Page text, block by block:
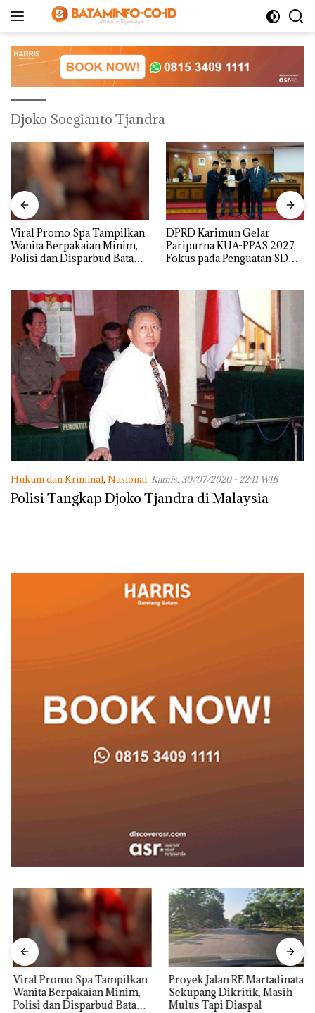
Djoko Soegianto Tjandra
Viral Promo Spa Tampilkan
Wanita Berpakaian Minim,
Polisi dan Disparbud Batam
DPRD Karimun Gelar
Paripurna KUA-PPAS 2027,
Fokus pada Penguatan SDM,
Hukum dan Kriminal, Nasional Kamis, 30/07/2020 - 22:11 WIB
Polisi Tangkap Djoko Tjandra di Malaysia
Viral Promo Spa Tampilkan
Wanita Berpakaian Minim,
Polisi dan Disparbud Batam
Proyek Jalan RE Martadinata
Sekupang Dikritik, Masih
Mulus Tapi Diaspal